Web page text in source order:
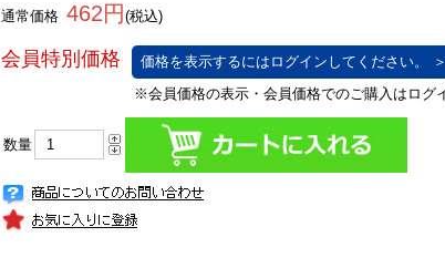
通常価格 462円 (税込)
価格を表示するにはログインしてください。 ＞
数量